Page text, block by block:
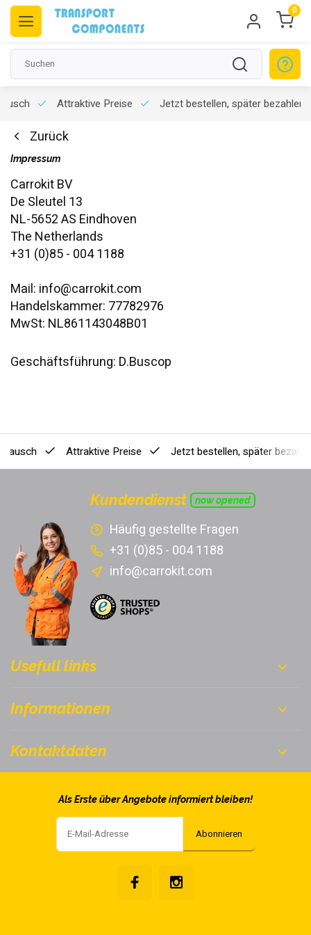
0
Attraktive Preise Jetzt bestellen, später bezahlen
Zurück
Impressum
Carrokit BV
De Sleutel 13
NL-5652 AS Eindhoven
The Netherlands
+31 (0)85 - 004 1188
Mail: info@carrokit.com
Handelskammer: 77782976
MwSt: NL861143048B01
Geschäftsführung: D.Buscop
Attraktive Preise Jetzt bestellen, später bezahlen
Kundendienst now opened
Häufig gestellte Fragen
+31 (0)85 - 004 1188
info@carrokit.com
Usefull links
Informationen
Kontaktdaten
Als Erste über Angebote informiert bleiben!
Abonnieren